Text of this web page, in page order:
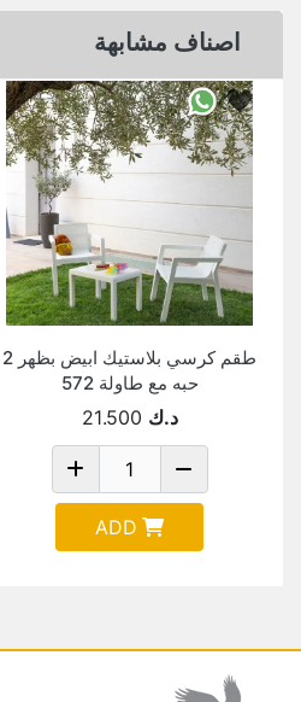
اصناف مشابهة
طقم كرسي بلاستيك ابيض بظهر 2
حبه مع طاولة 572
د.ك 21.500
ADD